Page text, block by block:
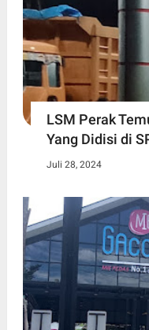
LSM Perak
Yang Didisi di
Juli 28, 2024